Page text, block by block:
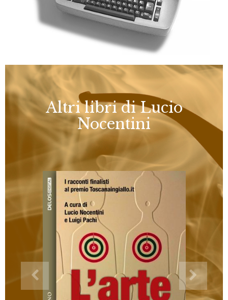
Altri libri di Lucio
Nocentini